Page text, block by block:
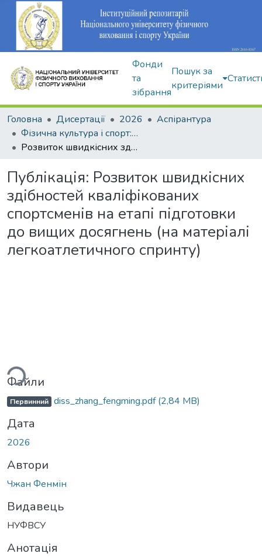
Фонди
та
зібрання
Пошук за
критеріями
Головна Дисертації 2026
Аспірантура
Фізична культура і спорт: 017
Розвиток швидкісних здібностей кваліфікованих спортсменів на етапі підготовки до вищих досягнень (на матеріалі легкоатлетичного спринту)
Публікація: Розвиток швидкісних
здібностей кваліфікованих
спортсменів на етапі підготовки
до вищих досягнень (на матеріалі
легкоатлетичного спринту)
Файли
Первинний diss_zhang_fengming.pdf(2,84 MB)
Дата
2026
Автори
Чжан Фенмін
Видавець
НУФВСУ
Анотація